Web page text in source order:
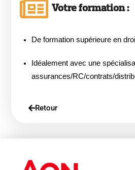
Votre formation :
De formation supérieure en
Idéalement avec une
assurances/RC/contrats/
Retour